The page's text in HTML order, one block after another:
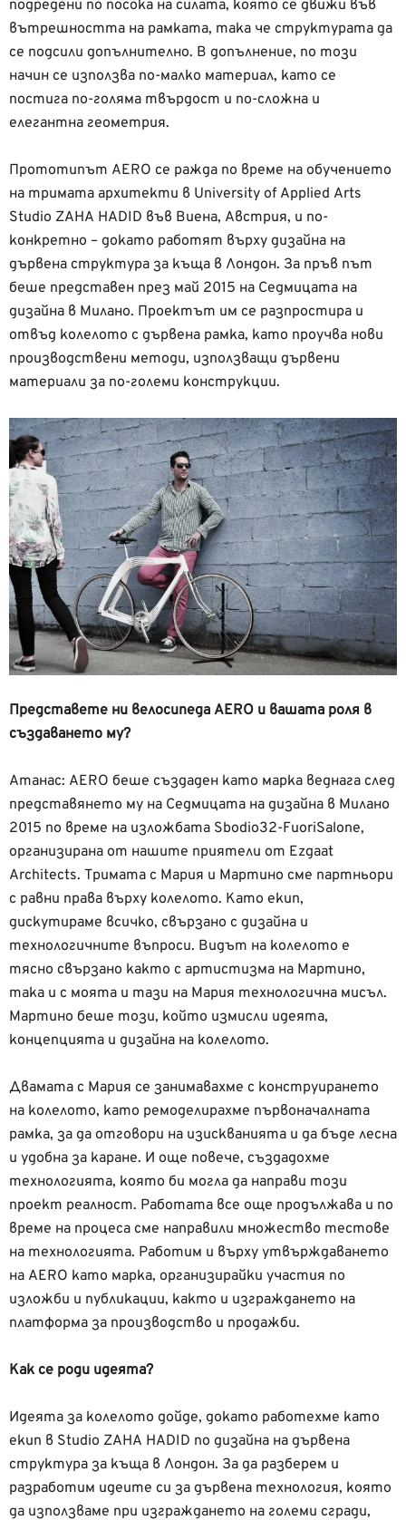
подредени по посока на силата, която се движи във
вътрешността на рамката, така че структурата да
се подсили допълнително. В допълнение, по този
начин се използва по-малко материал, като се
постига по-голяма твърдост и по-сложна и
елегантна геометрия.
Прототипът AERO се ражда по време на обучението
на тримата архитекти в University of Applied Arts
Studio ZAHA HADID във Виена, Австрия, и по-
конкретно – докато работят върху дизайна на
дървена структура за къща в Лондон. За пръв път
беше представен през май 2015 на Седмицата на
дизайна в Милано. Проектът им се разпростира и
отвъд колелото с дървена рамка, като проучва нови
производствени методи, използващи дървени
материали за по-големи конструкции.
Представете ни велосипеда AERO и вашата роля в
създаването му?
Атанас: AERO беше създаден като марка веднага след
представянето му на Седмицата на дизайна в Милано
2015 по време на изложбата Sbodio32-FuoriSalone,
организирана от нашите приятели от Ezgaat
Architects. Тримата с Мария и Мартино сме партньори
с равни права върху колелото. Като екип,
дискутираме всичко, свързано с дизайна и
технологичните въпроси. Видът на колелото е
тясно свързано както с артистизма на Мартино,
така и с моята и тази на Мария технологична мисъл.
Мартино беше този, който измисли идеята,
концепцията и дизайна на колелото.
Двамата с Мария се занимавахме с конструирането
на колелото, като ремоделирахме първоначалната
рамка, за да отговори на изискванията и да бъде лесна
и удобна за каране. И още повече, създадохме
технологията, която би могла да направи този
проект реалност. Работата все още продължава и по
време на процеса сме направили множество тестове
на технологията. Работим и върху утвърждаването
на AERO като марка, организирайки участия по
изложби и публикации, както и изграждането на
платформа за производство и продажби.
Как се роди идеята?
Идеята за колелото дойде, докато работехме като
екип в Studio ZAHA HADID по дизайна на дървена
структура за къща в Лондон. За да разберем и
разработим идеите си за дървена технология, която
да използваме при изграждането на големи сгради,